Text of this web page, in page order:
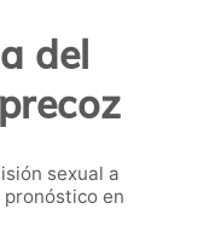
del
sexual a
en